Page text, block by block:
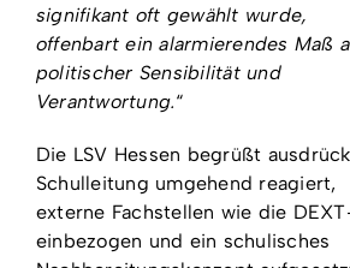
signifikant oft gewählt wurde,
offenbart ein alarmierendes Maß
politischer Sensibilität und
Verantwortung.“
Die LSV Hessen begrüßt
Schulleitung umgehend reagiert,
externe Fachstellen wie die
einbezogen und ein schulisches